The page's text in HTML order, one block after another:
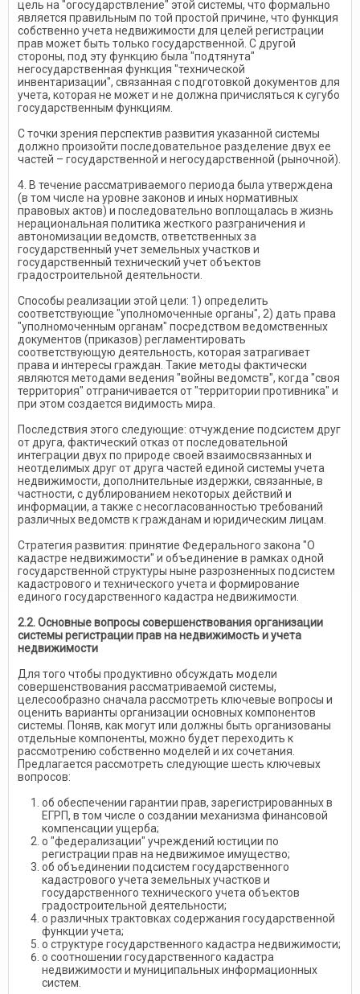
цель на "огосударствление" этой системы, что формально
является правильным по той простой причине, что функция
собственно учета недвижимости для целей регистрации
прав может быть только государственной. С другой
стороны, под эту функцию была "подтянута"
негосударственная функция "технической
инвентаризации", связанная с подготовкой документов для
учета, которая не может и не должна причисляться к сугубо
государственным функциям.
С точки зрения перспектив развития указанной системы
должно произойти последовательное разделение двух ее
частей – государственной и негосударственной (рыночной).
4. В течение рассматриваемого периода была утверждена
(в том числе на уровне законов и иных нормативных
правовых актов) и последовательно воплощалась в жизнь
нерациональная политика жесткого разграничения и
автономизации ведомств, ответственных за
государственный учет земельных участков и
государственный технический учет объектов
градостроительной деятельности.
Способы реализации этой цели: 1) определить
соответствующие "уполномоченные органы", 2) дать права
"уполномоченным органам" посредством ведомственных
документов (приказов) регламентировать
соответствующую деятельность, которая затрагивает
права и интересы граждан. Такие методы фактически
являются методами ведения "войны ведомств", когда "своя
территория" отграничивается от "территории противника" и
при этом создается видимость мира.
Последствия этого следующие: отчуждение подсистем друг
от друга, фактический отказ от последовательной
интеграции двух по природе своей взаимосвязанных и
неотделимых друг от друга частей единой системы учета
недвижимости, дополнительные издержки, связанные, в
частности, с дублированием некоторых действий и
информации, а также с несогласованностью требований
различных ведомств к гражданам и юридическим лицам.
Стратегия развития: принятие Федерального закона "О
кадастре недвижимости" и объединение в рамках одной
государственной структуры ныне разрозненных подсистем
кадастрового и технического учета и формирование
единого государственного кадастра недвижимости.
2.2. Основные вопросы совершенствования организации
системы регистрации прав на недвижимость и учета
недвижимости
Для того чтобы продуктивно обсуждать модели
совершенствования рассматриваемой системы,
целесообразно сначала рассмотреть ключевые вопросы и
оценить варианты организации основных компонентов
системы. Поняв, как могут или должны быть организованы
отдельные компоненты, можно будет переходить к
рассмотрению собственно моделей и их сочетания.
Предлагается рассмотреть следующие шесть ключевых
вопросов:
об обеспечении гарантии прав, зарегистрированных в
ЕГРП, в том числе о создании механизма финансовой
компенсации ущерба;
о "федерализации" учреждений юстиции по
регистрации прав на недвижимое имущество;
об объединении подсистем государственного
кадастрового учета земельных участков и
государственного технического учета объектов
градостроительной деятельности;
о различных трактовках содержания государственной
функции учета;
о структуре государственного кадастра недвижимости;
о соотношении государственного кадастра
недвижимости и муниципальных информационных
систем.